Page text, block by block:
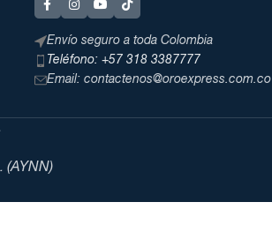
Envío seguro a toda Colombia
Teléfono: +57 318 3387777
Email: contactenos@oroexpress.com.co
(AYNN)